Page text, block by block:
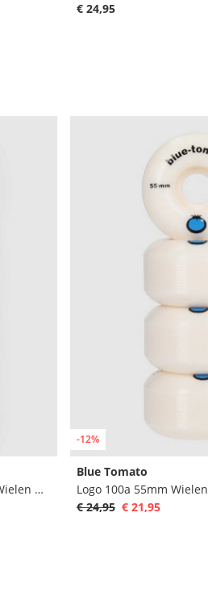
€ 24,95
F4 101A Lil Smokies Classic 50mm Wielen Wielen
-12%
Blue Tomato
Logo 100a 55mm Wielen
€ 24,95 € 21,95